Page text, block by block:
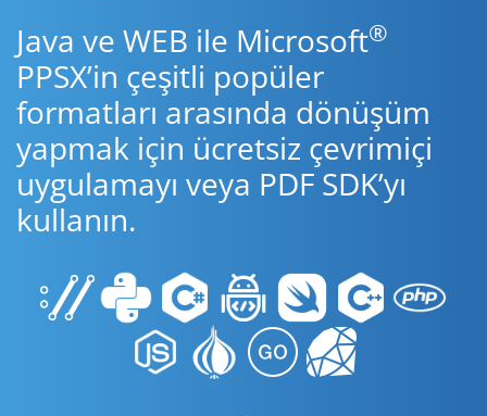
Java ve WEB ile Microsoft®
PPSX’in çeşitli popüler
formatları arasında dönüşüm
yapmak için ücretsiz çevrimiçi
uygulamayı veya PDF SDK’yı
kullanın.